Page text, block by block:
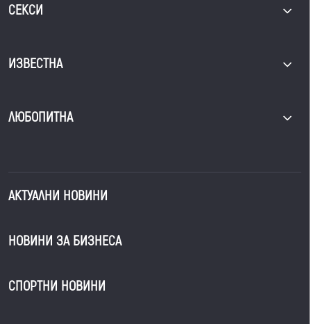
СЕКСИ
ИЗВЕСТНА
ЛЮБОПИТНА
АКТУАЛНИ НОВИНИ
НОВИНИ ЗА БИЗНЕСА
СПОРТНИ НОВИНИ